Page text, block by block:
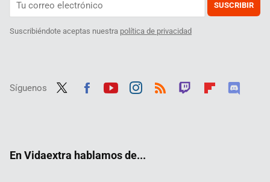
SUSCRIBIR
Suscribiéndote aceptas nuestra política de privacidad
Síguenos
En Vidaextra hablamos de...